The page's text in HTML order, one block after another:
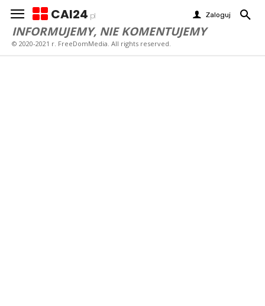
CAI24 pl Zaloguj
INFORMUJEMY, NIE KOMENTUJEMY
© 2020-2021 r. FreeDomMedia. All rights reserved.